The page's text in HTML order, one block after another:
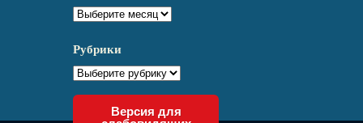
Рубрики
Версия для